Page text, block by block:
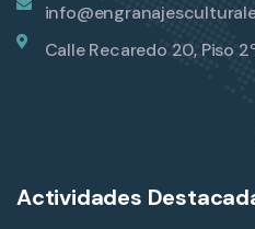
Calle Recaredo 20, Piso
Actividades